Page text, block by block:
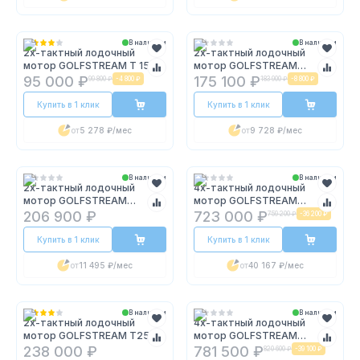
В наличии
2х-тактный лодочный
мотор GOLFSTREAM T 15
BMS
95 000 ₽99 800 ₽ -4 800 ₽
Купить в 1 клик
от5 278 ₽/мес
В наличии
2х-тактный лодочный
мотор GOLFSTREAM
T25BMS
175 100 ₽183 900 ₽ -8 800 ₽
Купить в 1 клик
от9 728 ₽/мес
В наличии
2х-тактный лодочный
мотор GOLFSTREAM
T25FWS
206 900 ₽
Купить в 1 клик
от11 495 ₽/мес
В наличии
4х-тактный лодочный
мотор GOLFSTREAM
F100FEL-T EFI
723 000 ₽759 200 ₽ -36 200 ₽
Купить в 1 клик
от40 167 ₽/мес
В наличии
2х-тактный лодочный
мотор GOLFSTREAM T25BM
JET
238 000 ₽
В наличии
4х-тактный лодочный
мотор GOLFSTREAM
F115FEL-T EFI L
781 500 ₽820 600 ₽ -39 100 ₽